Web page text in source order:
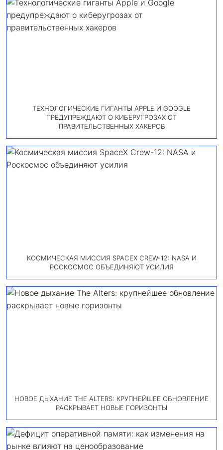
ТЕХНОЛОГИЧЕСКИЕ ГИГАНТЫ APPLE И GOOGLE
ПРЕДУПРЕЖДАЮТ О КИБЕРУГРОЗАХ ОТ
ПРАВИТЕЛЬСТВЕННЫХ ХАКЕРОВ
КОСМИЧЕСКАЯ МИССИЯ SPACEX CREW-12: NASA И
РОСКОСМОС ОБЪЕДИНЯЮТ УСИЛИЯ
НОВОЕ ДЫХАНИЕ THE ALTERS: КРУПНЕЙШЕЕ ОБНОВЛЕНИЕ
РАСКРЫВАЕТ НОВЫЕ ГОРИЗОНТЫ